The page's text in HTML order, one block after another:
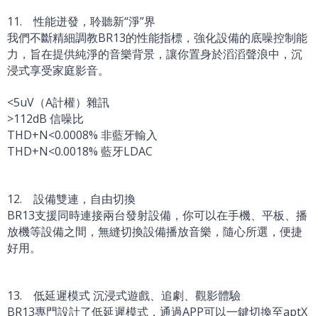
11. 性能迸發，聆聽新“淨”界
我們不斷精細調教BR13的性能指標，強化設備的底噪控制能
力，旨在提供純淨的音樂背景，讓你置身於滔滔聲浪中，沉
浸式享受家庭影音。
<5uV（A計權）雜訊
>112dB 信噪比
THD+N<0.0008% 非藍牙輸入
THD+N<0.0018% 藍牙LDAC
12. 設備雙連，自由切換
BR13支援同時連接兩台發射設備，你可以在手機、平板、播
放機等設備之間，無縫切換設備播放音樂，隨心所選，便捷
好用。
13. 低延遲模式 沉浸式遊戲、追劇、觀影體驗
BR13專門設計了低延遲模式，通過APP可以一鍵切換至aptX